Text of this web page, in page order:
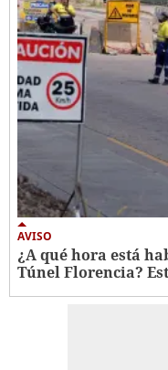
AVISO
¿A qué hora está
Túnel Florencia?